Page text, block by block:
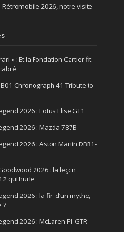
Rétromobile 2026, notre visite
» : Et la Fondation Cartier fit
Chronograph 41 Tribute to
2026 : Lotus Elise GT1
2026 : Mazda 787B
2026 : Aston Martin DBR1-
2026 : la leçon
qui hurle
2026 : la fin d’un mythe,
?
2026 : McLaren F1 GTR